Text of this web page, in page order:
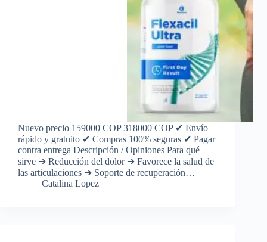
Nuevo precio 159000 COP 318000 COP ✔ Envío
rápido y gratuito ✔ Compras 100% seguras ✔ Pagar
contra entrega Descripción / Opiniones Para qué
sirve ➔ Reducción del dolor ➔ Favorece la salud de
las articulaciones ➔ Soporte de recuperación…
Catalina Lopez